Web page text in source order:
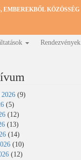
KÖZÖSSÉG
Rendezvények
2026(9)
(5)
(12)
(13)
(14)
(10)
(12)